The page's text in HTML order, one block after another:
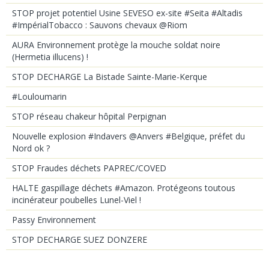
STOP projet potentiel Usine SEVESO ex-site #Seita #Altadis
#ImpérialTobacco : Sauvons chevaux @Riom
AURA Environnement protège la mouche soldat noire
(Hermetia illucens) !
STOP DECHARGE La Bistade Sainte-Marie-Kerque
#Louloumarin
STOP réseau chakeur hôpital Perpignan
Nouvelle explosion #Indavers @Anvers #Belgique, préfet du
Nord ok ?
STOP Fraudes déchets PAPREC/COVED
HALTE gaspillage déchets #Amazon. Protégeons toutous
incinérateur poubelles Lunel-Viel !
Passy Environnement
STOP DECHARGE SUEZ DONZERE